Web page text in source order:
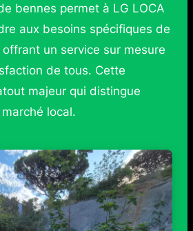
bennes permet à LG LOCA
aux besoins spécifiques de
un service sur mesure
de tous. Cette
majeur qui distingue
marché local.